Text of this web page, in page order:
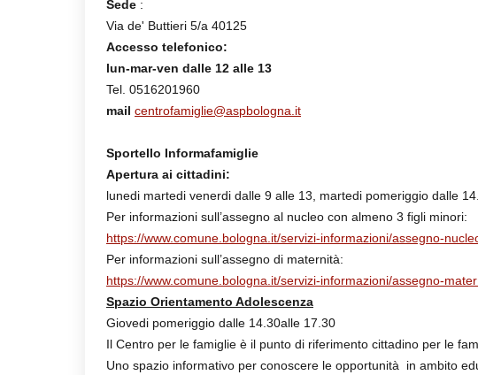
Sede :
Via de' Buttieri 5/a 40125
Accesso telefonico:
lun-mar-ven dalle 12 alle 13
Tel. 0516201960
mail centrofamiglie@aspbologna.it
Sportello Informafamiglie
Apertura ai cittadini:
lunedi martedi venerdi dalle 9 alle 13, martedi pomeriggio dalle
Per informazioni sull’assegno al nucleo con almeno 3 figli minori:
https://www.comune.bologna.it/servizi-informazioni/assegno-
Per informazioni sull’assegno di maternità:
https://www.comune.bologna.it/servizi-informazioni/assegno-
Spazio Orientamento Adolescenza
Giovedi pomeriggio dalle 14.30alle 17.30
Il Centro per le famiglie è il punto di riferimento cittadino per le
Uno spazio informativo per conoscere le opportunità in ambito